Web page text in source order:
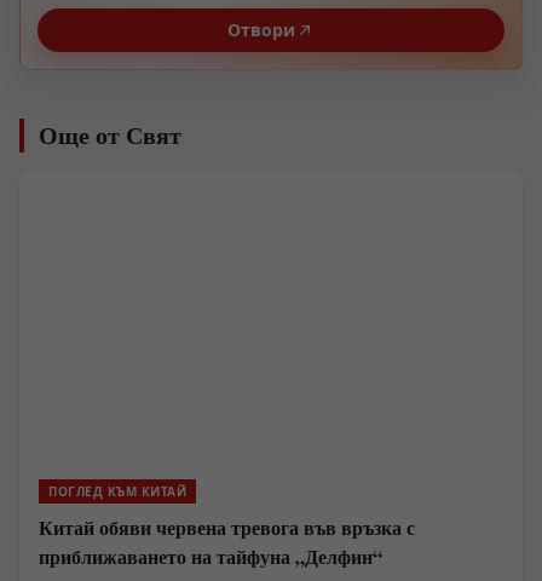
Отвори
Още от Свят
ПОГЛЕД КЪМ КИТАЙ
Китай обяви червена тревога във връзка с
приближаването на тайфуна „Делфин“